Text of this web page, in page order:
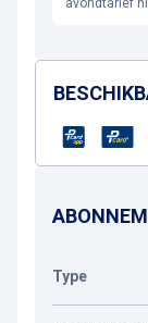
avondtarief
Type